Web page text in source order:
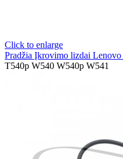
Click to enlarge
Pradžia Įkrovimo lizdai Lenovo
T540p W540 W540p W541